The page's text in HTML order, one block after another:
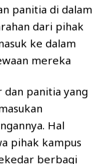
panitia di dalam
dari pihak
ke dalam
mereka
dan panitia yang
Hal
pihak kampus
berbagi